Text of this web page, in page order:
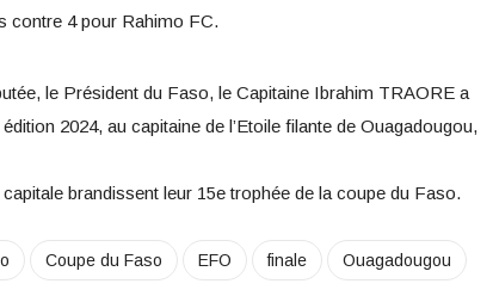
contre 4 pour Rahimo FC.
le Président du Faso, le Capitaine Ibrahim TRAORE a
2024, au capitaine de l’Etoile filante de Ouagadougou,
brandissent leur 15e trophée de la coupe du Faso.
Coupe du Faso EFO finale Ouagadougou